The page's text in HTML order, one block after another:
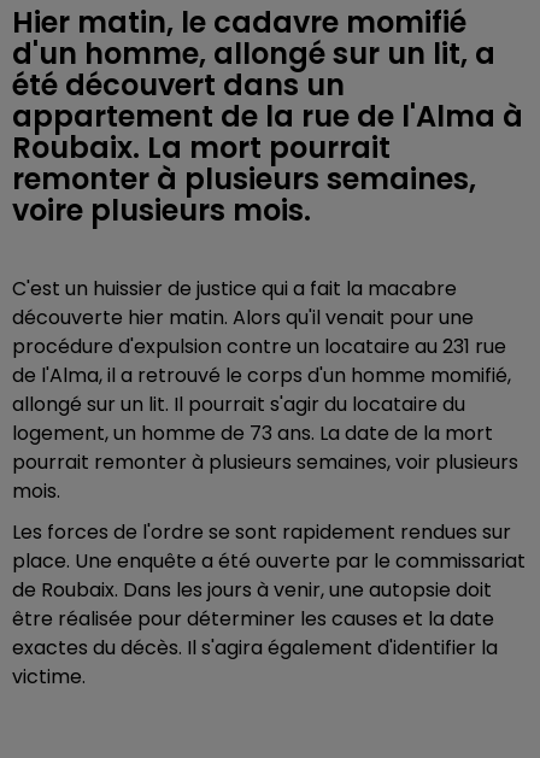
Hier matin, le cadavre momifié
d'un homme, allongé sur un lit, a
été découvert dans un
appartement de la rue de l'Alma à
Roubaix. La mort pourrait
remonter à plusieurs semaines,
voire plusieurs mois.
C'est un huissier de justice qui a fait la macabre
découverte hier matin. Alors qu'il venait pour une
procédure d'expulsion contre un locataire au 231 rue
de l'Alma, il a retrouvé le corps d'un homme momifié,
allongé sur un lit. Il pourrait s'agir du locataire du
logement, un homme de 73 ans. La date de la mort
pourrait remonter à plusieurs semaines, voir plusieurs
mois.
Les forces de l'ordre se sont rapidement rendues sur
place. Une enquête a été ouverte par le commissariat
de Roubaix. Dans les jours à venir, une autopsie doit
être réalisée pour déterminer les causes et la date
exactes du décès. Il s'agira également d'identifier la
victime.